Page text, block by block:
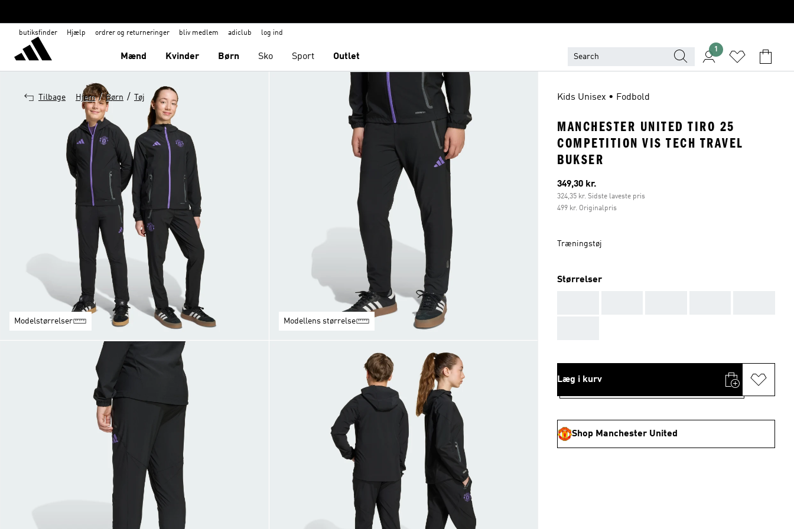
butiksfinder Hjælp ordrer og returneringer bliv medlem adiclub log ind
Mænd Kvinder Børn Sko Sport Outlet
1
Tilbage Hjem / Børn / Tøj
Modelstørrelser Modellens størrelse
Kids Unisex • Fodbold
MANCHESTER UNITED TIRO 25
COMPETITION VIS TECH TRAVEL
BUKSER
Nuværende pris
349,30 kr.
324,35 kr. Sidste laveste pris
499 kr. Originalpris
Træningstøj
Størrelser
Læg i kurv
Shop Manchester United